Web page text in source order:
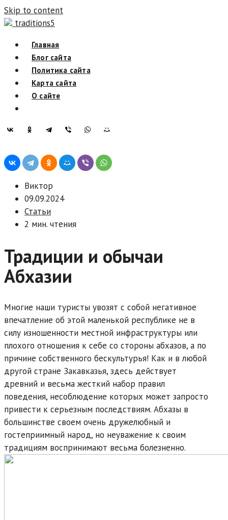
Skip to content
traditions5
Главная
Блог сайта
Политика сайта
Карта сайта
О сайте
Виктор
09.09.2024
Статьи
2 мин. чтения
Традиции и обычаи
Абхазии
Многие наши туристы увозят с собой негативное
впечатление об этой маленькой республике не в
силу изношенности местной инфраструктуры или
плохого отношения к себе со стороны абхазов, а по
причине собственного бескультурья! Как и в любой
другой стране Закавказья, здесь действует
древний и весьма жесткий набор правил
поведения, несоблюдение которых может запросто
привести к серьезным последствиям. Абхазы в
большинстве своем очень дружелюбный и
гостеприимный народ, но неуважение к своим
традициям воспринимают весьма болезненно.